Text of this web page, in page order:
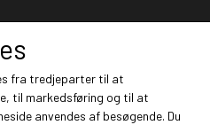
fra tredjeparter til at
til markedsføring og til at
anvendes af besøgende. Du